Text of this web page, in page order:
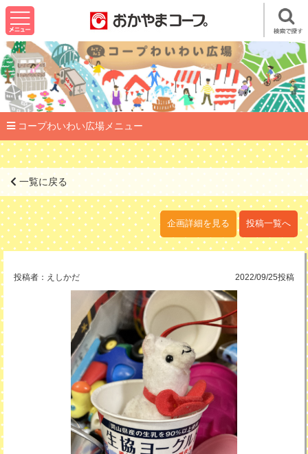
コープわいわい広場メニュー
一覧に戻る
企画詳細を見る 投稿一覧へ
投稿者： えしかだ 2022/09/25投稿